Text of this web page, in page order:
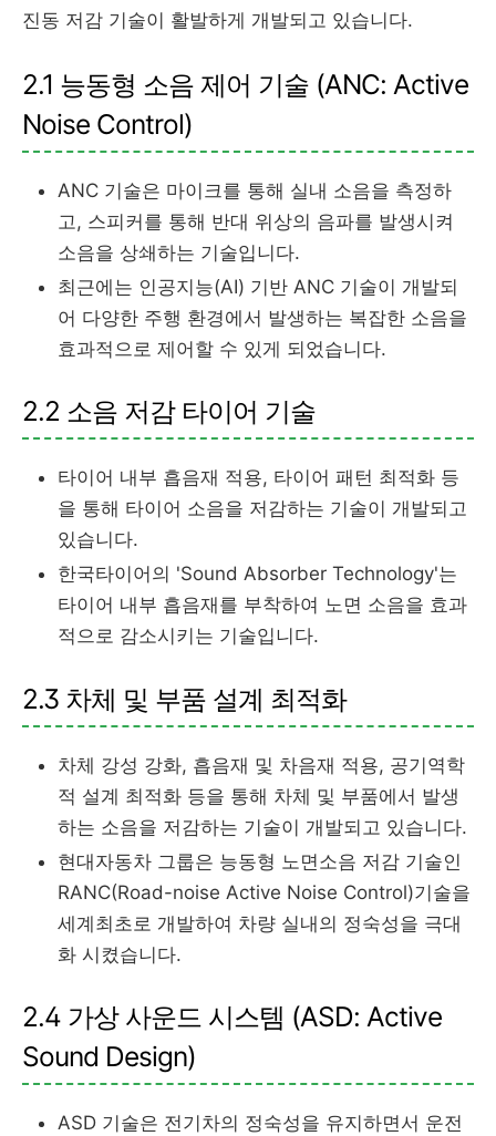
진동 저감 기술이 활발하게 개발되고 있습니다.
2.1 능동형 소음 제어 기술 (ANC: Active
Noise Control)
ANC 기술은 마이크를 통해 실내 소음을 측정하
고, 스피커를 통해 반대 위상의 음파를 발생시켜
소음을 상쇄하는 기술입니다.
최근에는 인공지능(AI) 기반 ANC 기술이 개발되
어 다양한 주행 환경에서 발생하는 복잡한 소음을
효과적으로 제어할 수 있게 되었습니다.
2.2 소음 저감 타이어 기술
타이어 내부 흡음재 적용, 타이어 패턴 최적화 등
을 통해 타이어 소음을 저감하는 기술이 개발되고
있습니다.
한국타이어의 'Sound Absorber Technology'는
타이어 내부 흡음재를 부착하여 노면 소음을 효과
적으로 감소시키는 기술입니다.
2.3 차체 및 부품 설계 최적화
차체 강성 강화, 흡음재 및 차음재 적용, 공기역학
적 설계 최적화 등을 통해 차체 및 부품에서 발생
하는 소음을 저감하는 기술이 개발되고 있습니다.
현대자동차 그룹은 능동형 노면소음 저감 기술인
RANC(Road-noise Active Noise Control)기술을
세계최초로 개발하여 차량 실내의 정숙성을 극대
화 시켰습니다.
2.4 가상 사운드 시스템 (ASD: Active
Sound Design)
ASD 기술은 전기차의 정숙성을 유지하면서 운전